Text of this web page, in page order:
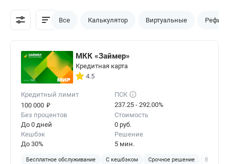
весомую конкуренцию потребительскому
кредитованию. Бробанк.ру — портал, главной
помощи в пользовании банковскими
предложениями.
Все Калькулятор Виртуальные
МКК «Займер»
Кредитная карта
4.5
Кредитный лимит
100 000 ₽
ПСК
237.25 - 292.00%
Без процентов
До 0 дней
Стоимость
0 руб.
Кешбэк
До 30%
Решение
5 мин.
Бесплатное обслуживание С кешбэком Срочное решение